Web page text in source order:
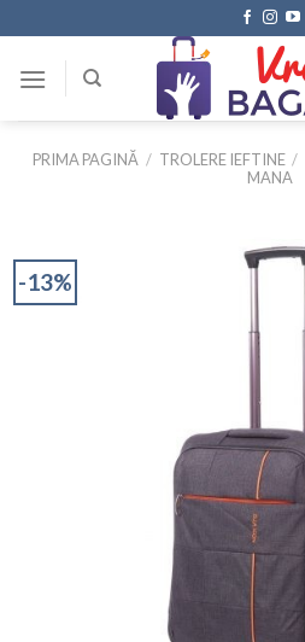
to
content
PRIMA PAGINĂ / TROLERE IEFTINE /
MANA
-13%